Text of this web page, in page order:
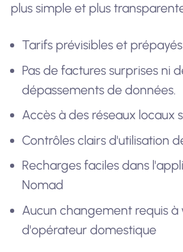
plus simple et plus
Tarifs prévisibles et prépayés
Pas de factures surprises ni
dépassements de données.
Accès à des réseaux locaux
Contrôles clairs d'utilisation
Recharges faciles dans
Nomad
Aucun changement requis
d'opérateur domestique